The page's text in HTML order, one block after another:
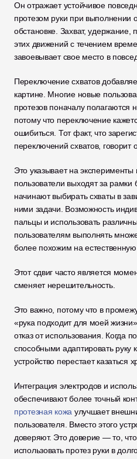
Он отражает устойчивое
протезом руки при выполнении
обстановке. Захват,
этих движений с течением
завоевывает свое место в
Переключение схватов
картине. Многие новые
протезов поначалу полагаются
потому что переключение
ошибиться. Тот факт, что
переключений схватов, говорит
Это указывает на эксперименты
пользователи выходят за рамки
начинают выбирать схваты в
ними задачи. Возможность
пальцы и использовать
пользователям выполнять
более похожим на естественную
Этот сдвиг часто является
сменяет нерешительность.
Это важно, потому что в
«рука подходит для моей
отказ от использования. Когда
способными адаптировать руку
устройство перестает казаться
Интеграция электродов и
протезная кожа улучшает
пользователя. Вместо этого
доверяют. Это доверие — то,
использовать протез руки в